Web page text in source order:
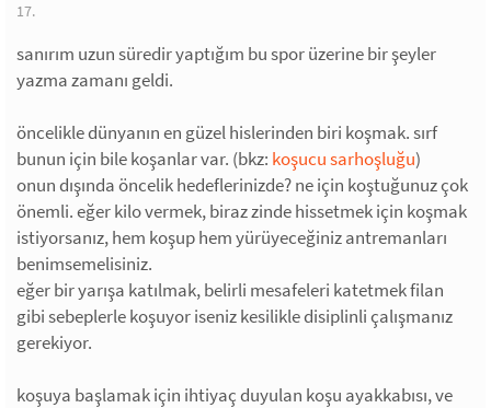
17.
sanırım uzun süredir yaptığım bu spor üzerine bir şeyler
yazma zamanı geldi.
öncelikle dünyanın en güzel hislerinden biri koşmak. sırf
bunun için bile koşanlar var. (bkz: koşucu sarhoşluğu)
onun dışında öncelik hedeflerinizde? ne için koştuğunuz çok
önemli. eğer kilo vermek, biraz zinde hissetmek için koşmak
istiyorsanız, hem koşup hem yürüyeceğiniz antremanları
benimsemelisiniz.
eğer bir yarışa katılmak, belirli mesafeleri katetmek filan
gibi sebeplerle koşuyor iseniz kesilikle disiplinli çalışmanız
gerekiyor.
koşuya başlamak için ihtiyaç duyulan koşu ayakkabısı, ve